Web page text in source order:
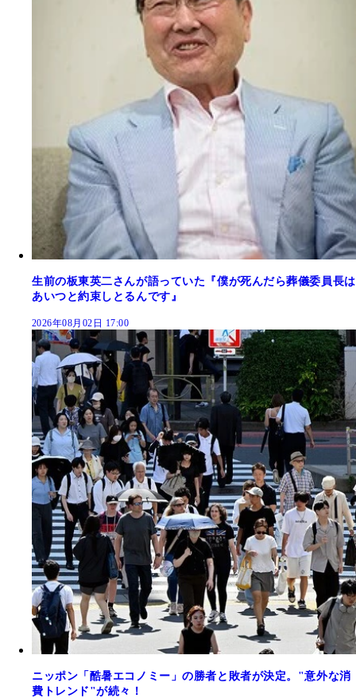
生前の板東英二さんが語っていた『僕が死んだら葬儀委員長は
あいつと約束しとるんです』
2026年08月02日 17:00
ニッポン「酷暑エコノミー」の勝者と敗者が決定。"意外な消
費トレンド"が続々！